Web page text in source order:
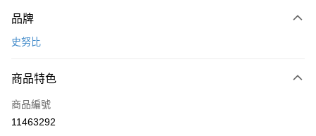
信用卡一次付款
LINE Pay
Apple Pay
品牌
史努比
商品特色
商品編號
11463292